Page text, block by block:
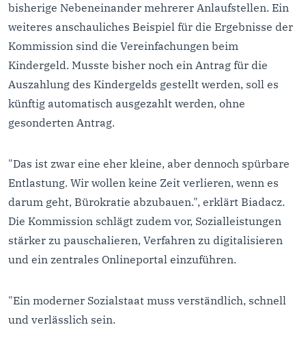
bisherige Nebeneinander mehrerer Anlaufstellen. Ein
weiteres anschauliches Beispiel für die Ergebnisse der
Kommission sind die Vereinfachungen beim
Kindergeld. Musste bisher noch ein Antrag für die
Auszahlung des Kindergelds gestellt werden, soll es
künftig automatisch ausgezahlt werden, ohne
gesonderten Antrag.
"Das ist zwar eine eher kleine, aber dennoch spürbare
Entlastung. Wir wollen keine Zeit verlieren, wenn es
darum geht, Bürokratie abzubauen.", erklärt Biadacz.
Die Kommission schlägt zudem vor, Sozialleistungen
stärker zu pauschalieren, Verfahren zu digitalisieren
und ein zentrales Onlineportal einzuführen.
"Ein moderner Sozialstaat muss verständlich, schnell
und verlässlich sein.